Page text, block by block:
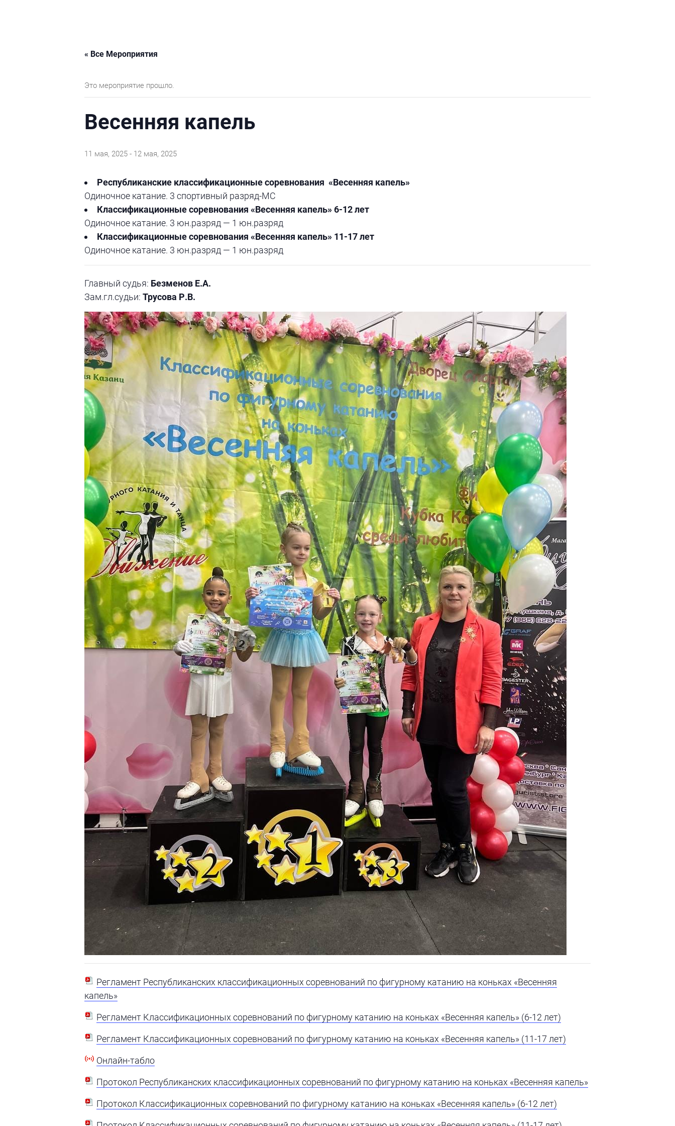
« Все Мероприятия
Это мероприятие прошло.
Весенняя капель
11 мая, 2025 - 12 мая, 2025
Республиканские классификационные соревнования «Весенняя капель»
Одиночное катание. 3 спортивный разряд-МС
Классификационные соревнования «Весенняя капель» 6-12 лет
Одиночное катание. 3 юн.разряд — 1 юн.разряд
Классификационные соревнования «Весенняя капель» 11-17 лет
Одиночное катание. 3 юн.разряд — 1 юн.разряд
Главный судья: Безменов Е.А.
Зам.гл.судьи: Трусова Р.В.
Регламент Республиканских классификационных соревнований по фигурному катанию на коньках «Весенняя
капель»
Регламент Классификационных соревнований по фигурному катанию на коньках «Весенняя капель» (6-12 лет)
Регламент Классификационных соревнований по фигурному катанию на коньках «Весенняя капель» (11-17 лет)
Онлайн-табло
Протокол Республиканских классификационных соревнований по фигурному катанию на коньках «Весенняя капель»
Протокол Классификационных соревнований по фигурному катанию на коньках «Весенняя капель» (6-12 лет)